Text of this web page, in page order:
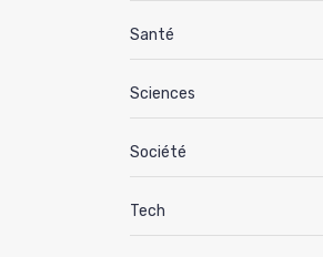
Santé
Sciences
Société
Tech